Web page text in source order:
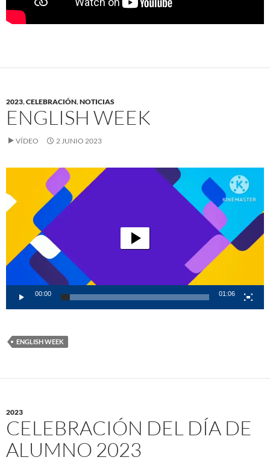
2023,CELEBRACIÓN,NOTICIAS
ENGLISH WEEK
VÍDEO 2 JUNIO 2023
Reproductor
vídeo
00:00 01:06
ENGLISH WEEK
2023
CELEBRACIÓN DEL DÍA DE
ALUMNO 2023